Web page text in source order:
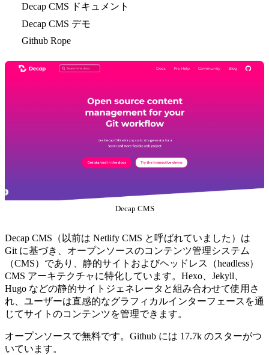
Decap CMS ドキュメント
Decap CMS デモ
Github Rope
Decap CMS
Decap CMS（以前は Netlify CMS と呼ばれていました）は
Git に基づき、オープンソースのコンテンツ管理システム
（CMS）であり、静的サイトおよびヘッドレス（headless）
CMS アーキテクチャに特化しています。Hexo、Jekyll、
Hugo などの静的サイトジェネレータと組み合わせて使用さ
れ、ユーザーは直感的なグラフィカルインターフェースを通
じてサイトのコンテンツを管理できます。
オープンソースで無料です。Github には 17.7k のスターがつ
いています。